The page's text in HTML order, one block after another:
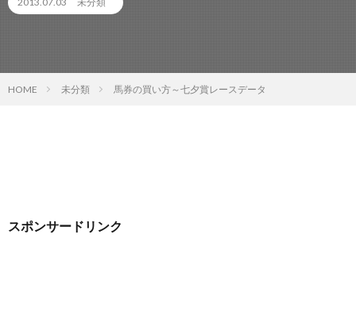
HOME 未分類 馬券の買い方～七夕賞レースデータ
スポンサードリンク